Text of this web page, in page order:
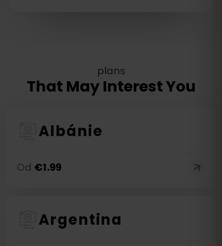
plans
That May Interest You
Albánie
Od €1.99
Argentina